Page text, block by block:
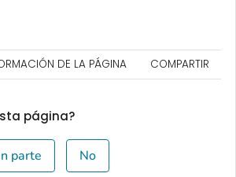
DE LA PÁGINA COMPARTIR
página?
parte No